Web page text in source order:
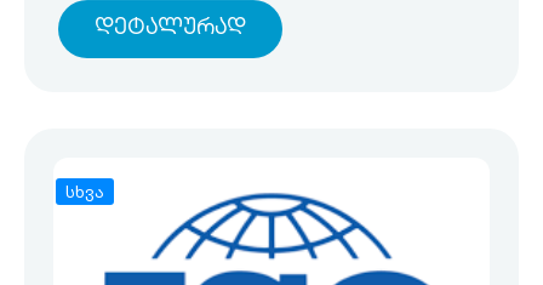
Დეტალურად
სხვა